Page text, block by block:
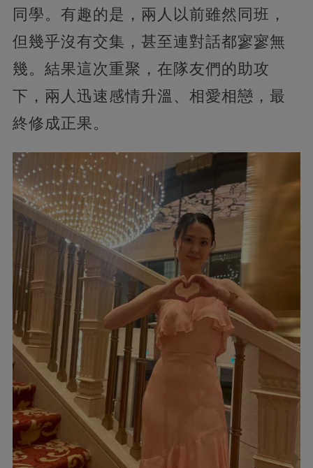
同學。有趣的是，兩人以前雖然同班，
但幾乎沒有交集，甚至連對話都寥寥無
幾。結果這次重聚，在隊友們的助攻
下，兩人迅速感情升溫、相愛相戀，最
終修成正果。